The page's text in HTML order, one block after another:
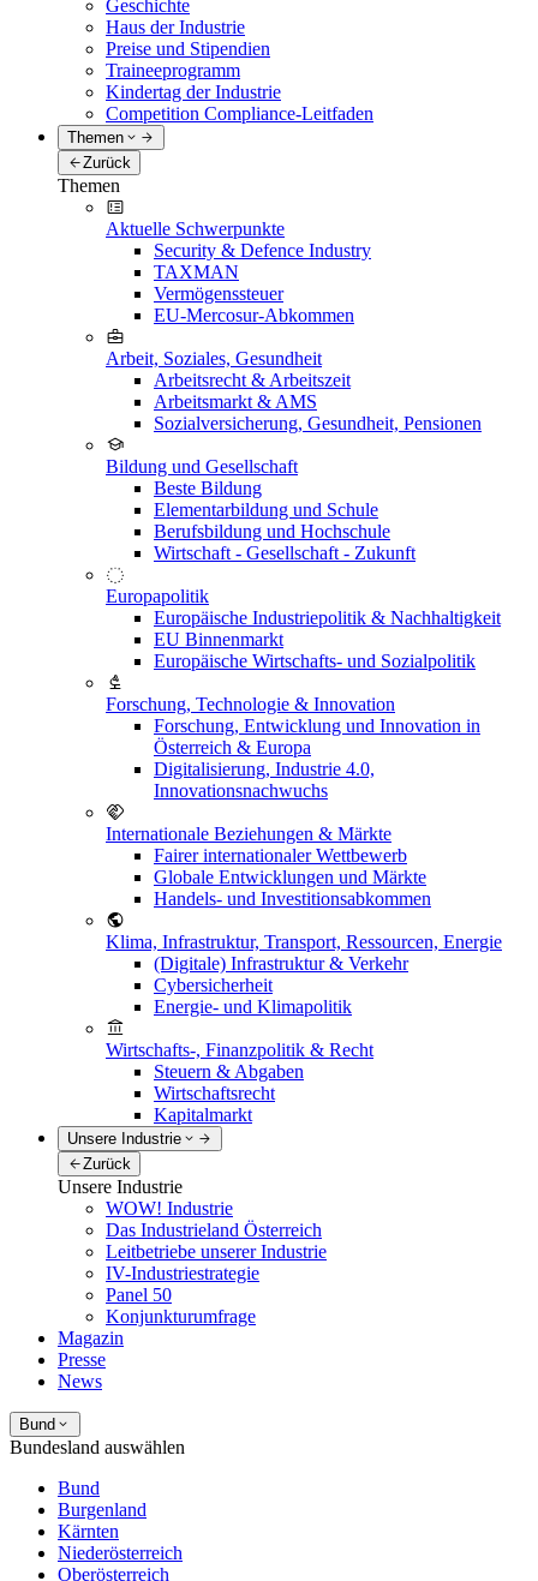
Geschichte
Haus der Industrie
Preise und Stipendien
Traineeprogramm
Kindertag der Industrie
Competition Compliance-Leitfaden
Themen
Zurück
Themen
Aktuelle Schwerpunkte
Security & Defence Industry
TAXMAN
Vermögenssteuer
EU-Mercosur-Abkommen
Arbeit, Soziales, Gesundheit
Arbeitsrecht & Arbeitszeit
Arbeitsmarkt & AMS
Sozialversicherung, Gesundheit, Pensionen
Bildung und Gesellschaft
Beste Bildung
Elementarbildung und Schule
Berufsbildung und Hochschule
Wirtschaft - Gesellschaft - Zukunft
Europapolitik
Europäische Industriepolitik & Nachhaltigkeit
EU Binnenmarkt
Europäische Wirtschafts- und Sozialpolitik
Forschung, Technologie & Innovation
Forschung, Entwicklung und Innovation in
Österreich & Europa
Digitalisierung, Industrie 4.0,
Innovationsnachwuchs
Internationale Beziehungen & Märkte
Fairer internationaler Wettbewerb
Globale Entwicklungen und Märkte
Handels- und Investitionsabkommen
Klima, Infrastruktur, Transport, Ressourcen, Energie
(Digitale) Infrastruktur & Verkehr
Cybersicherheit
Energie- und Klimapolitik
Wirtschafts-, Finanzpolitik & Recht
Steuern & Abgaben
Wirtschaftsrecht
Kapitalmarkt
Unsere Industrie
Zurück
Unsere Industrie
WOW! Industrie
Das Industrieland Österreich
Leitbetriebe unserer Industrie
IV-Industriestrategie
Panel 50
Konjunkturumfrage
Magazin
Presse
News
Bund
Bundesland auswählen
Bund
Burgenland
Kärnten
Niederösterreich
Oberösterreich